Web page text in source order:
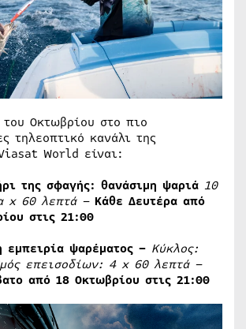
Οκτωβρίου στο πιο
τηλεοπτικό κανάλι της
World είναι:
της σφαγής: θανάσιμη ψαριά 10
x60 λεπτά – Κάθε Δευτέρα από
στις 21:00
εμπειρία ψαρέματος – Κύκλος:
επεισοδίων: 4 x60 λεπτά –
από 18 Οκτωβρίου στις 21:00